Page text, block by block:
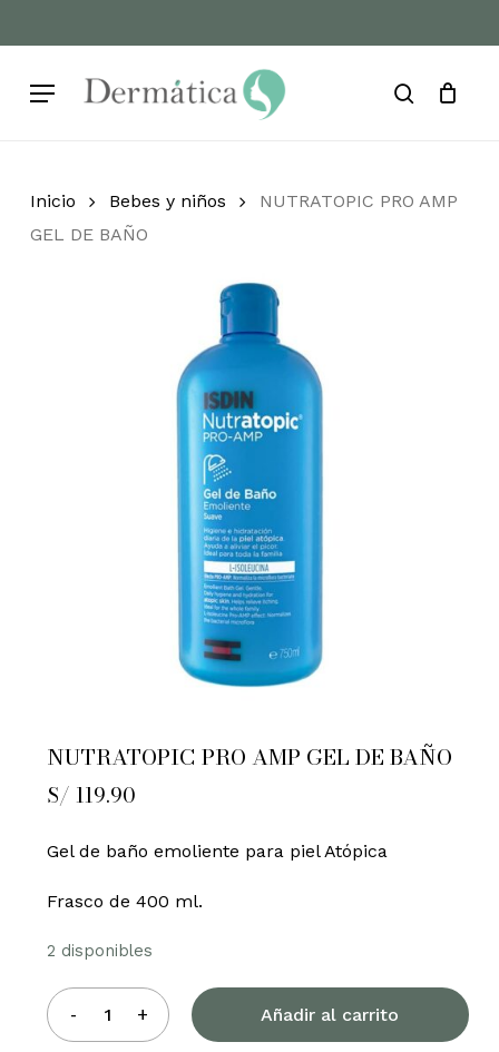
to
content
Menu search
Cart Close
Inicio Bebes y niños
NUTRATOPIC PRO AMP
GEL DE BAÑO
NUTRATOPIC PRO AMP GEL DE BAÑO
S/ 119.90
Gel de baño emoliente para piel Atópica
Frasco de 400 ml.
2 disponibles
Añadir al carrito